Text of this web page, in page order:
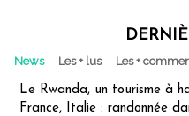
News Les + lus Les +
Le Rwanda, un tourisme à
France, Italie : randonnée